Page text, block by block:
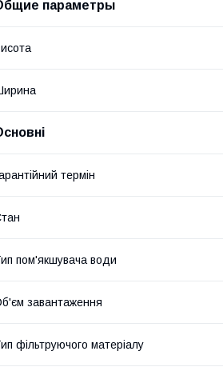
параметры
термін
пом'якшувача води
завантаження
фільтруючого матеріалу